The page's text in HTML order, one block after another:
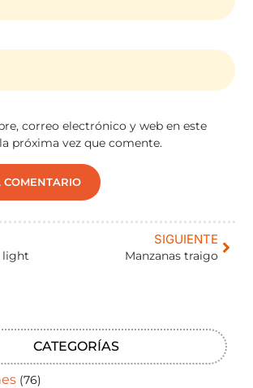
correo electrónico y web en este
próxima vez que comente.
light
SIGUIENTE
Manzanas traigo
CATEGORÍAS
(76)